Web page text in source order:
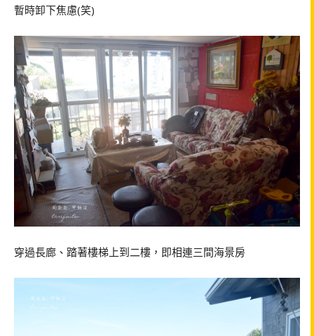
暫時卸下焦慮(笑)
穿過長廊、踏著樓梯上到二樓，即相連三間海景房